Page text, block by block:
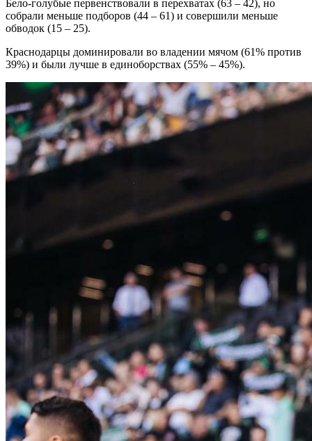
Бело-голубые первенствовали в перехватах (63 – 42), но
собрали меньше подборов (44 – 61) и совершили меньше
обводок (15 – 25).
Краснодарцы доминировали во владении мячом (61% против
39%) и были лучше в единоборствах (55% – 45%).